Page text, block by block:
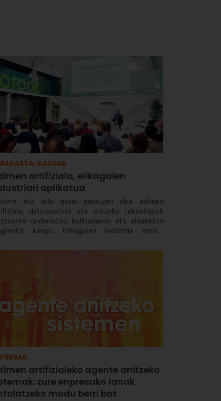
KASUAK
artifiziala, elikagaien
aplikatua
eta arlo gutxi geratzen dira adimen
datu-analisia eta antzeko teknologiak
ondoriozko bultzadaren eta aldaketen
kanpo. Elikagaien industria bezain
horren berri izan behar du.
artifizialeko agente anitzeko
zure enpresako lanak
modu berri bat